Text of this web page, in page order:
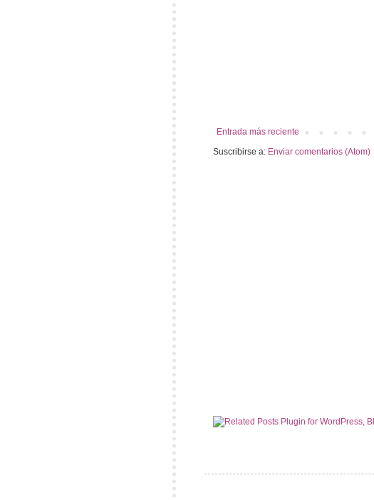
Entrada más reciente
Suscribirse a: Enviar comentarios (Atom)